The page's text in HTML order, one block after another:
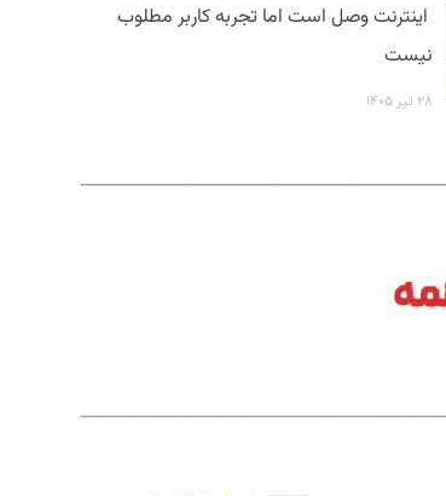
اینترنت وصل است اما تجربه کاربر مطلوب
نیست
۲۸ تیر ۱۴۰۵